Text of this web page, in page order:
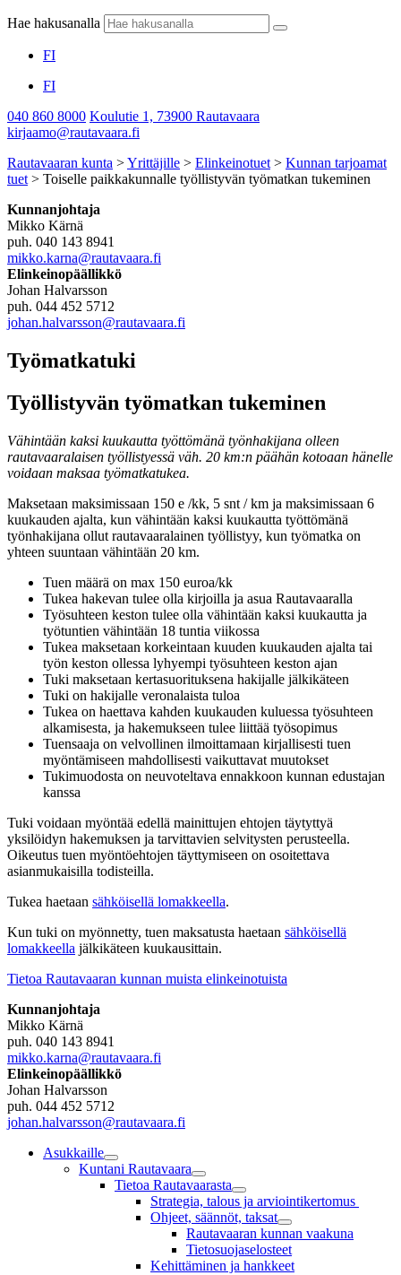
Hae hakusanalla
FI
FI
040 860 8000 Koulutie 1, 73900 Rautavaara
kirjaamo@rautavaara.fi
Rautavaaran kunta >Yrittäjille > Elinkeinotuet > Kunnan tarjoamat
tuet > Toiselle paikkakunnalle työllistyvän työmatkan tukeminen
Kunnanjohtaja
Mikko Kärnä
puh. 040 143 8941
mikko.karna@rautavaara.fi
Elinkeinopäällikkö
Johan Halvarsson
puh. 044 452 5712
johan.halvarsson@rautavaara.fi
Työmatkatuki
Työllistyvän työmatkan tukeminen
Vähintään kaksi kuukautta työttömänä työnhakijana olleen
rautavaaralaisen työllistyessä väh. 20 km:n päähän kotoaan hänelle
voidaan maksaa työmatkatukea.
Maksetaan maksimissaan 150 e /kk, 5 snt / km ja maksimissaan 6
kuukauden ajalta, kun vähintään kaksi kuukautta työttömänä
työnhakijana ollut rautavaaralainen työllistyy, kun työmatka on
yhteen suuntaan vähintään 20 km.
Tuen määrä on max 150 euroa/kk
Tukea hakevan tulee olla kirjoilla ja asua Rautavaaralla
Työsuhteen keston tulee olla vähintään kaksi kuukautta ja
työtuntien vähintään 18 tuntia viikossa
Tukea maksetaan korkeintaan kuuden kuukauden ajalta tai
työn keston ollessa lyhyempi työsuhteen keston ajan
Tuki maksetaan kertasuorituksena hakijalle jälkikäteen
Tuki on hakijalle veronalaista tuloa
Tukea on haettava kahden kuukauden kuluessa työsuhteen
alkamisesta, ja hakemukseen tulee liittää työsopimus
Tuensaaja on velvollinen ilmoittamaan kirjallisesti tuen
myöntämiseen mahdollisesti vaikuttavat muutokset
Tukimuodosta on neuvoteltava ennakkoon kunnan edustajan
kanssa
Tuki voidaan myöntää edellä mainittujen ehtojen täytyttyä
yksilöidyn hakemuksen ja tarvittavien selvitysten perusteella.
Oikeutus tuen myöntöehtojen täyttymiseen on osoitettava
asianmukaisilla todisteilla.
Tukea haetaan sähköisellä lomakkeella.
Kun tuki on myönnetty, tuen maksatusta haetaan sähköisellä
lomakkeella jälkikäteen kuukausittain.
Tietoa Rautavaaran kunnan muista elinkeinotuista
Kunnanjohtaja
Mikko Kärnä
puh. 040 143 8941
mikko.karna@rautavaara.fi
Elinkeinopäällikkö
Johan Halvarsson
puh. 044 452 5712
johan.halvarsson@rautavaara.fi
Asukkaille
Kuntani Rautavaara
Tietoa Rautavaarasta
Strategia, talous ja arviointikertomus
Ohjeet, säännöt, taksat
Rautavaaran kunnan vaakuna
Tietosuojaselosteet
Kehittäminen ja hankkeet